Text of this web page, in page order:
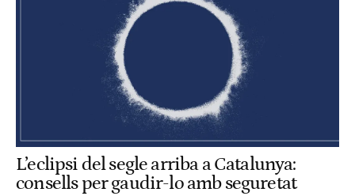
L’eclipsi del segle arriba a Catalunya:
consells per gaudir-lo amb seguretat